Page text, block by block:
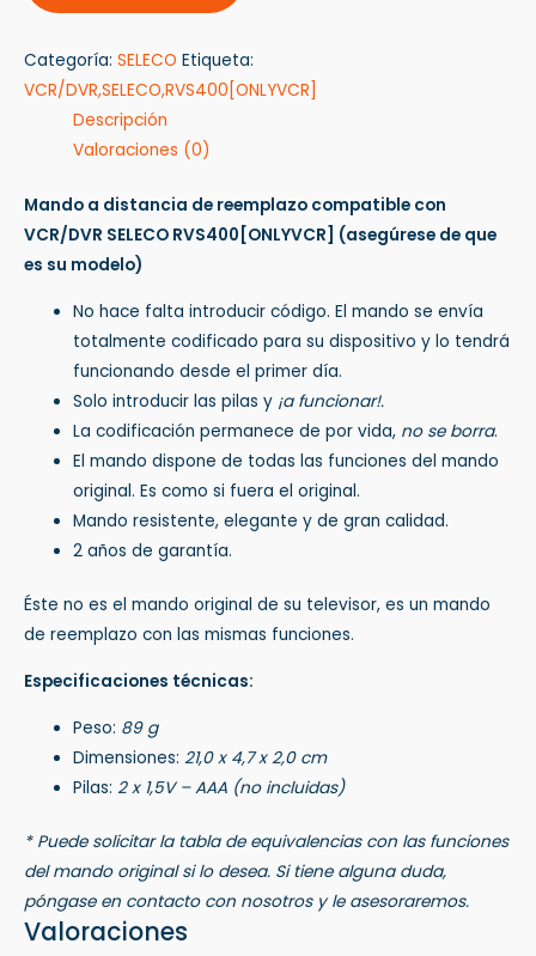
Categoría: SELECO Etiqueta:
VCR/DVR,SELECO,RVS400[ONLYVCR]
Descripción
Valoraciones (0)
Mando a distancia de reemplazo compatible con
VCR/DVR SELECO RVS400[ONLYVCR] (asegúrese de que
es su modelo)
No hace falta introducir código. El mando se envía
totalmente codificado para su dispositivo y lo tendrá
funcionando desde el primer día.
Solo introducir las pilas y ¡a funcionar!.
La codificación permanece de por vida, no se borra.
El mando dispone de todas las funciones del mando
original. Es como si fuera el original.
Mando resistente, elegante y de gran calidad.
2 años de garantía.
Éste no es el mando original de su televisor, es un mando
de reemplazo con las mismas funciones.
Especificaciones técnicas:
Peso: 89 g
Dimensiones:21,0 x 4,7 x 2,0 cm
Pilas:2 x 1,5V – AAA (no incluidas)
* Puede solicitar la tabla de equivalencias con las funciones
del mando original si lo desea. Si tiene alguna duda,
póngase en contacto con nosotros y le asesoraremos.
Valoraciones